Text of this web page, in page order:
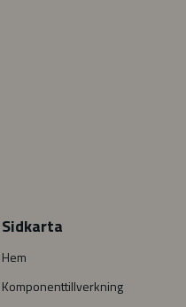
Sidkarta
Hem
Komponenttillverkning